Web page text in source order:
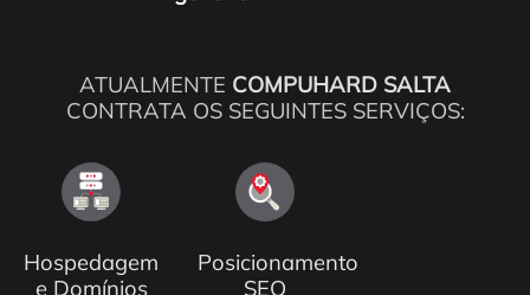
ATUALMENTE COMPUHARD SALTA
CONTRATA OS SEGUINTES SERVIÇOS:
Hospedagem
e Domínios
Posicionamento
SEO